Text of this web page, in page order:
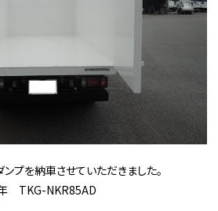
を納車させていただきました。
TKG-NKR85AD